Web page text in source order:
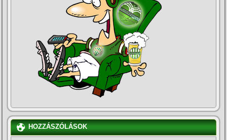
HOZZÁSZÓLÁSOK